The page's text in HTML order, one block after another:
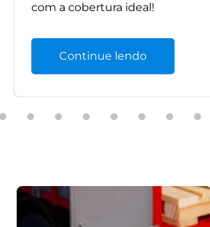
com a cobertura ideal!
Continue lendo